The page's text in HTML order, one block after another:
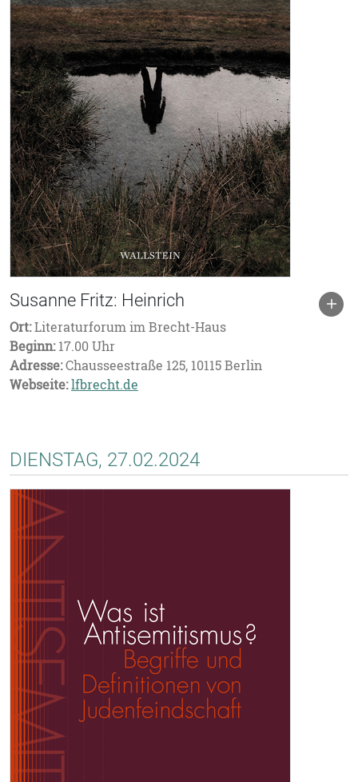
Susanne Fritz: Heinrich
Ort:Literaturforum im Brecht-Haus
Beginn:17.00 Uhr
Adresse:Chausseestraße 125, 10115 Berlin
Webseite:lfbrecht.de
DIENSTAG, 27.02.2024